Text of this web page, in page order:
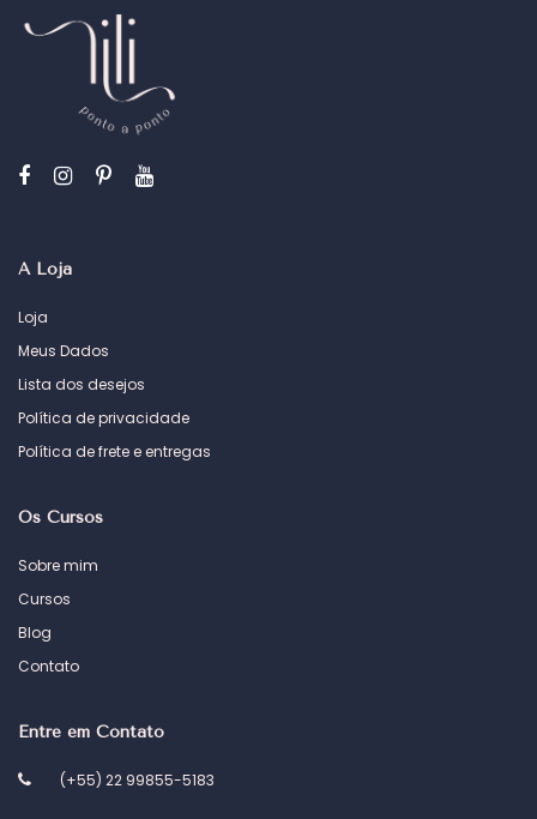
A Loja
Loja
Meus Dados
Lista dos desejos
Política de privacidade
Política de frete e entregas
Os Cursos
Sobre mim
Cursos
Blog
Contato
Entre em Contato
(+55) 22 99855-5183